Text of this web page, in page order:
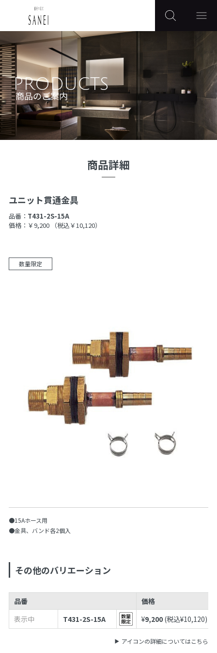
PRODUCTS
商品のご案内
商品詳細
ユニット貫通金具
品番： T431-2S-15A
価格：￥9,200
（税込￥10,120）
数量限定
●15Aホース用
●金具、バンド各2個入
その他のバリエーション
品番
価格
表示中
T431-2S-15A ¥9,200 (税込¥10,120)
アイコンの詳細についてはこちら